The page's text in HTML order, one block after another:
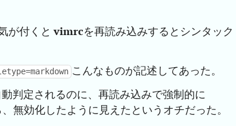
が付くとvimrcを再読み込みするとシンタック
こんなものが記述してあった。
判定されるのに、再読み込みで強制的に
無効化したように見えたというオチだった。